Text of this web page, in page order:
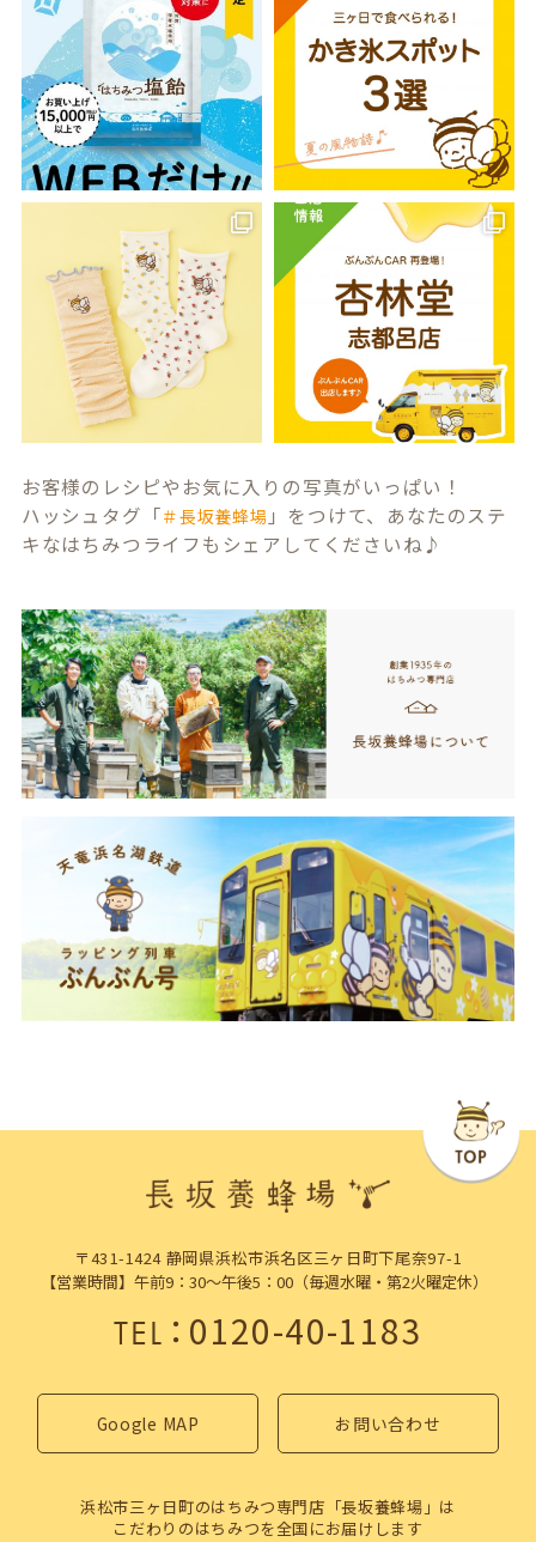
お客様のレシピやお気に入りの写真がいっぱい！
ハッシュタグ「＃長坂養蜂場 」をつけて、あなたのステ
キなはちみつライフもシェアしてくださいね♪
〒431-1424 静岡県浜松市浜名区三ヶ日町下尾奈97-1
【営業時間】午前9：30～午後5：00（毎週水曜・第2火曜定休）
TEL：0120-40-1183
Google MAP お問い合わせ
浜松市三ヶ日町のはちみつ専門店「長坂養蜂場」は
こだわりのはちみつを全国にお届けします